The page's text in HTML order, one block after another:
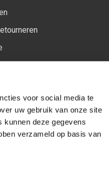
voor social media te
uw gebruik van onze site
kunnen deze gegevens
verzameld op basis van